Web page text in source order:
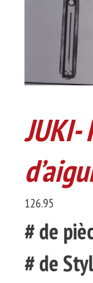
JUKI-
126.95
# de
# de